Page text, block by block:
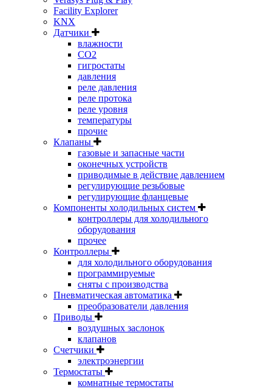
Facility Explorer
KNX
Датчики
влажности
CO2
гигростаты
давления
реле давления
реле протока
реле уровня
температуры
прочие
Клапаны
газовые и запасные части
оконечных устройств
приводимые в действие давлением
регулирующие резьбовые
регулирующие фланцевые
Компоненты холодильных систем
контроллеры для холодильного
оборудования
прочее
Контроллеры
для холодильного оборудования
программируемые
сняты с производства
Пневматическая автоматика
преобразователи давления
Приводы
воздушных заслонок
клапанов
Счетчики
электроэнергии
Термостаты
комнатные термостаты